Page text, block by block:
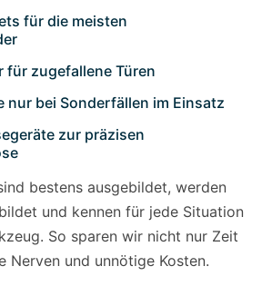
für die meisten
für zugefallene Türen
nur bei Sonderfällen im Einsatz
zur präzisen
bestens ausgebildet, werden
und kennen für jede Situation
So sparen wir nicht nur Zeit
Nerven und unnötige Kosten.